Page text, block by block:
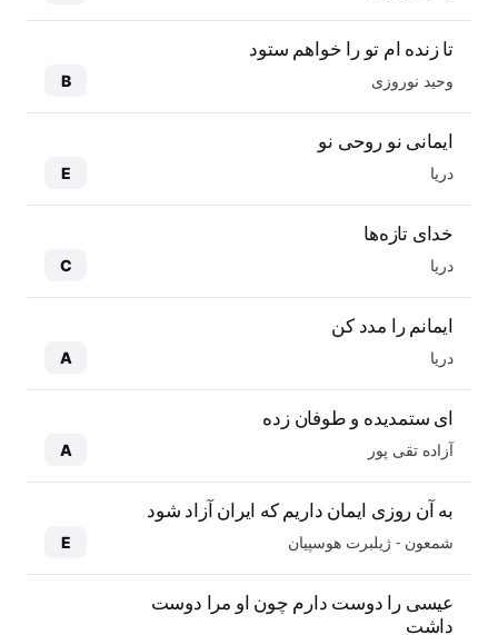
تا زنده ام تو را خواهم ستود
وحید نوروزی B
ایمانی نو روحی نو
دریا E
خدای تازه‌ها
دریا C
ایمانم را مدد کن
دریا A
ای ستمدیده و طوفان زده
آزاده تقی پور A
به آن روزی ایمان داریم که ایران آزاد شود
شمعون - ژیلبرت هوسپیان E
عیسی را دوست دارم چون او مرا دوست
داشت